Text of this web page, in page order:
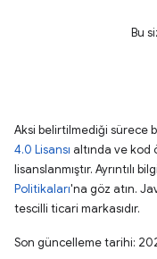
Bu
Aksi belirtilmediği sürece
4.0 Lisansı altında ve kod
lisanslanmıştır. Ayrıntılı
Politikaları'na göz atın.
tescilli ticari markasıdır.
Son güncelleme tarihi: